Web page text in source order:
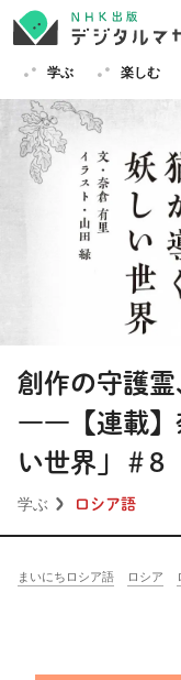
学ぶ 楽しむ
学ぶ
楽しむ
創作の守護
――【連載】
い世界」＃8
学ぶ ロシア語
まいにちロシア語 ロシア